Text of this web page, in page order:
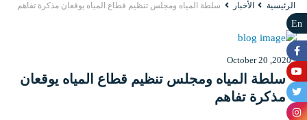
الرئيسية الأخبار سلطة المياه ومجلس تنظيم قطاع المياه يوقعان مذكرة تفاهم
October 20 ,2020
سلطة المياه ومجلس تنظيم قطاع المياه يوقعان
مذكرة تفاهم
En